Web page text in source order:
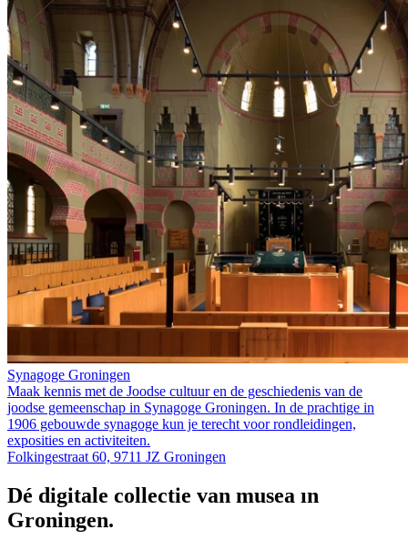
Synagoge Groningen
Maak kennis met de Joodse cultuur en de geschiedenis van de
joodse gemeenschap in Synagoge Groningen. In de prachtige in
1906 gebouwde synagoge kun je terecht voor rondleidingen,
exposities en activiteiten.
Folkingestraat 60, 9711 JZ Groningen
Dé digitale collectie van musea in
Groningen.